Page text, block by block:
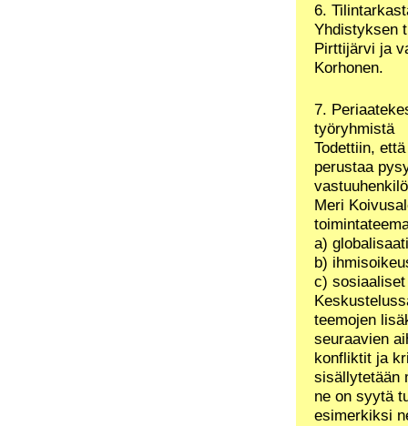
6.
Yhdistyksen
Pirttijärvi ja
Korhonen.
7.
työryhmistä
Todettiin,
perustaa
Meri
a)
b)
c)
teemojen
seuraavien
konfliktit ja
sisällytetään
ne on syytä
esimerkiksi